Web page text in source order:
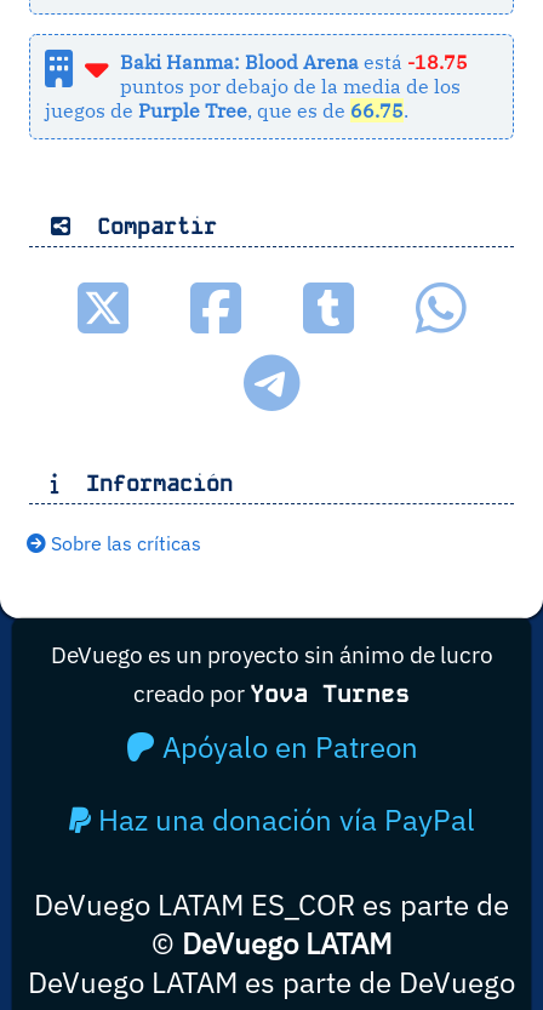
Baki Hanma: Blood Arena está -18.75
puntos por debajo de la media de los
juegos dePurple Tree, que es de 66.75.
Compartir
Información
Sobre las críticas
DeVuego es un proyecto sin ánimo de lucro
creado por Yova Turnes
Apóyalo en Patreon
Haz una donación vía PayPal
DeVuego LATAM ES_COR es parte de
© DeVuego LATAM
DeVuego LATAM es parte de DeVuego